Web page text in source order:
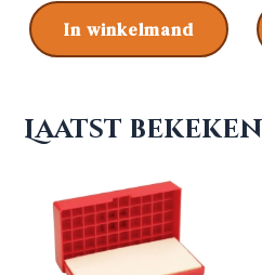
In winkelmand
Laatst